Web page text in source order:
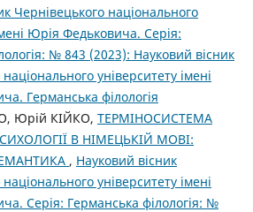
Чернівецького національного
Юрія Федьковича. Серія:
№ 843 (2023): Науковий вісник
університету імені
Германська філологія
Юрій КІЙКО, ТЕРМІНОСИСТЕМА
В НІМЕЦЬКІЙ МОВІ:
, Науковий вісник
університету імені
Серія: Германська філологія: №